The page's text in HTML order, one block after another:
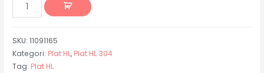
SKU:11091165
Kategori: Plat HL, Plat HL 304
Tag: Plat HL